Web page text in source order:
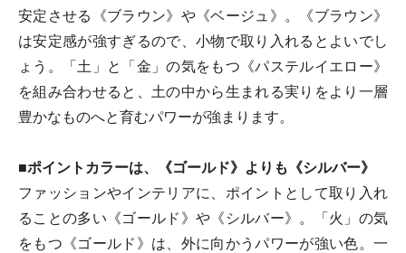
安定させる《ブラウン》や《ベージュ》。《ブラウン》
は安定感が強すぎるので、小物で取り入れるとよいでし
ょう。「土」と「金」の気をもつ《パステルイエロー》
を組み合わせると、土の中から生まれる実りをより一層
豊かなものへと育むパワーが強まります。
■ポイントカラーは、《ゴールド》よりも《シルバー》
ファッションやインテリアに、ポイントとして取り入れ
ることの多い《ゴールド》や《シルバー》。「火」の気
をもつ《ゴールド》は、外に向かうパワーが強い色。一